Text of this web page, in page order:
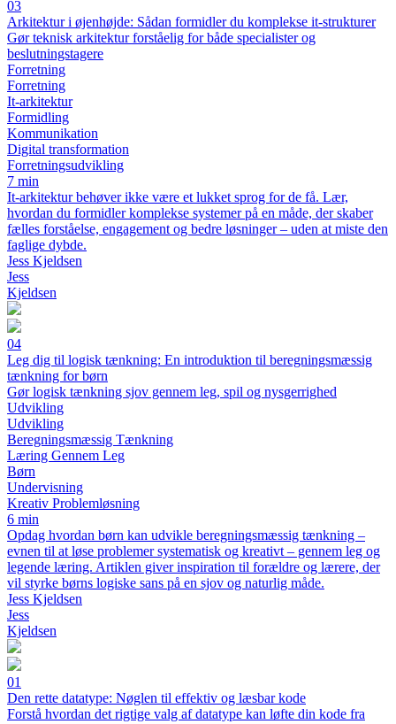
03
Arkitektur i øjenhøjde: Sådan formidler du komplekse it-strukturer
Gør teknisk arkitektur forståelig for både specialister og
beslutningstagere
Forretning
Forretning
It-arkitektur
Formidling
Kommunikation
Digital transformation
Forretningsudvikling
7 min
It-arkitektur behøver ikke være et lukket sprog for de få. Lær,
hvordan du formidler komplekse systemer på en måde, der skaber
fælles forståelse, engagement og bedre løsninger – uden at miste den
faglige dybde.
Jess Kjeldsen
Jess
Kjeldsen
04
Leg dig til logisk tænkning: En introduktion til beregningsmæssig
tænkning for børn
Gør logisk tænkning sjov gennem leg, spil og nysgerrighed
Udvikling
Udvikling
Beregningsmæssig Tænkning
Læring Gennem Leg
Børn
Undervisning
Kreativ Problemløsning
6 min
Opdag hvordan børn kan udvikle beregningsmæssig tænkning –
evnen til at løse problemer systematisk og kreativt – gennem leg og
legende læring. Artiklen giver inspiration til forældre og lærere, der
vil styrke børns logiske sans på en sjov og naturlig måde.
Jess Kjeldsen
Jess
Kjeldsen
01
Den rette datatype: Nøglen til effektiv og læsbar kode
Forstå hvordan det rigtige valg af datatype kan løfte din kode fra